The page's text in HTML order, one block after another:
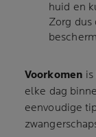
huid en
Zorg dus
Voorkomen
elke dag
eenvoudige